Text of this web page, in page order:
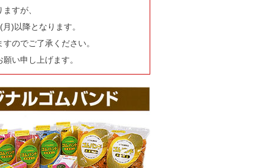
すが、
)以降となります。
のでご了承ください。
い申し上げます。